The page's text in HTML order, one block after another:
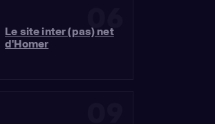
06
Le site inter (pas) net
d'Homer